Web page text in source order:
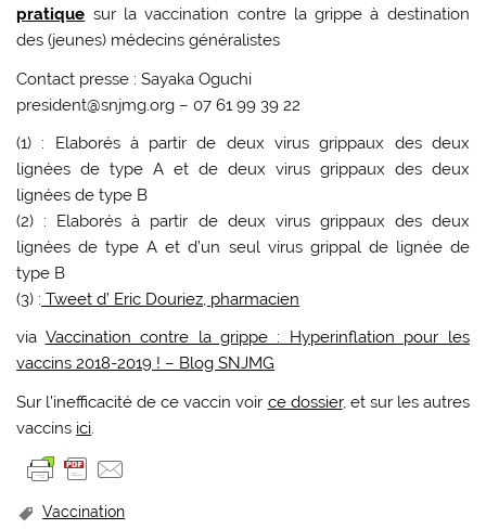
pratique sur la vaccination contre la grippe à destination
des (jeunes) médecins généralistes
Contact presse : Sayaka Oguchi
president@snjmg.org – 07 61 99 39 22
(1) : Elaborés à partir de deux virus grippaux des deux
lignées de type A et de deux virus grippaux des deux
lignées de type B
(2) : Elaborés à partir de deux virus grippaux des deux
lignées de type A et d’un seul virus grippal de lignée de
type B
(3) : Tweet d’ Eric Douriez, pharmacien
via Vaccination contre la grippe : Hyperinflation pour les
vaccins 2018-2019 ! – Blog SNJMG
Sur l’inefficacité de ce vaccin voir ce dossier, et sur les autres
vaccins ici.
Vaccination